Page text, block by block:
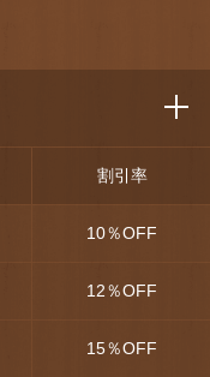
割引率
10％OFF
12％OFF
15％OFF